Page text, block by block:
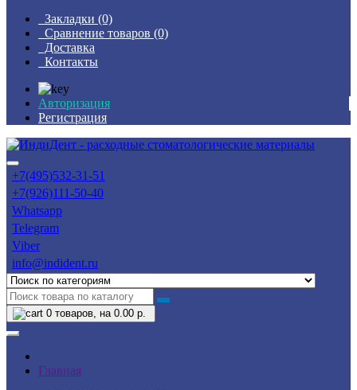
Закладки (0)
Сравнение товаров (0)
Доставка
Контакты
Авторизация
Регистрация
+7(495)532-31-51
+7(926)111-50-40
Whatsapp
Telegram
Viber
info@indident.ru
0 товаров, на 0.00 р.
Главная